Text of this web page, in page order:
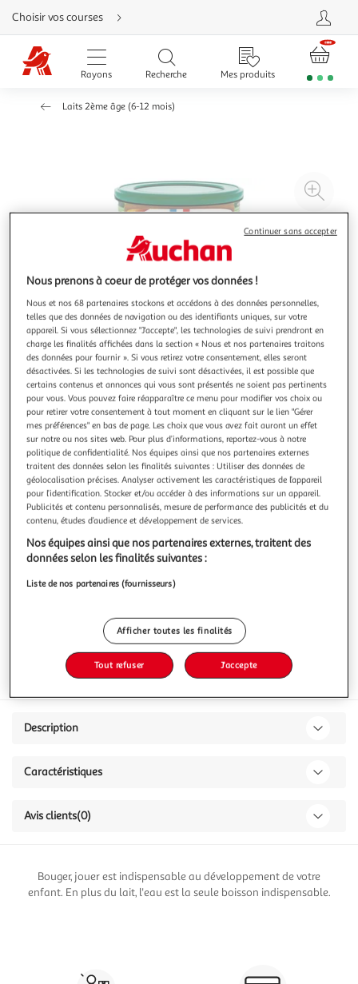
Aller
directement
au
contenu
Aller
directement
Aller
besoin
Choisir vos courses
Rayons Recherche Mes produits
Laits 2ème âge (6-12 mois)
à
MODILAC
Lait 2ème âge en poudre bio dès 6 mois
- Modilac Bio Lf+ 2 a été élaboré pour répondre aux
besoins nutritionnels spécifiques* de votre bébé de 6 à 12
mois, en complément d'une alimentation progressivement
diversifiée. Modilac Bio Lf+ 2 répond aux exigences de
qui contribuent
En savoir +
800g
Vous voulez connaître le prix de ce produit ?
Afficher le prix
AB Agriculture biologique Age aliments bébé
Description
Caractéristiques
Avis clients(0)
Bouger, jouer est indispensable au développement de votre
enfant. En plus du lait, l'eau est la seule boisson indispensable.
Nous prenons à coeur de protéger vos données !
Nous et nos 68 partenaires stockons et accédons à des données personnelles,
telles que des données de navigation ou des identifiants uniques, sur votre
appareil. Si vous sélectionnez "J'accepte", les technologies de suivi prendront en
charge les finalités affichées dans la section « Nous et nos partenaires traitons
des données pour fournir ». Si vous retirez votre consentement, elles seront
désactivées. Si les technologies de suivi sont désactivées, il est possible que
certains contenus et annonces qui vous sont présentés ne soient pas pertinents
pour vous. Vous pouvez faire réapparaître ce menu pour modifier vos choix ou
pour retirer votre consentement à tout moment en cliquant sur le lien "Gérer
mes préférences" en bas de page. Les choix que vous avez fait auront un effet
sur notre ou nos sites web. Pour plus d’informations, reportez-vous à notre
politique de confidentialité. Nos équipes ainsi que nos partenaires externes
traitent des données selon les finalités suivantes : Utiliser des données de
géolocalisation précises. Analyser activement les caractéristiques de l’appareil
pour l’identification. Stocker et/ou accéder à des informations sur un appareil.
Publicités et contenu personnalisés, mesure de performance des publicités et du
contenu, études d’audience et développement de services.
Nos équipes ainsi que nos partenaires externes, traitent des
données selon les finalités suivantes :
Liste de nos partenaires (fournisseurs)
Afficher toutes les finalités
Tout refuser J'accepte
Continuer sans accepter